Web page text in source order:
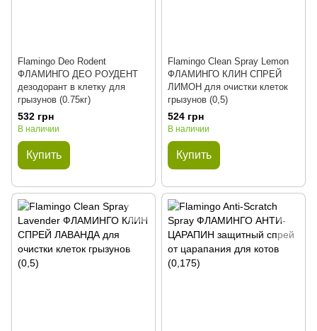
Flamingo Deo Rodent
ФЛАМИНГО ДЕО РОУДЕНТ
дезодорант в клетку для
грызунов (0.75кг)
532 грн
В наличии
Купить
Flamingo Clean Spray Lemon
ФЛАМИНГО КЛИН СПРЕЙ
ЛИМОН для очистки клеток
грызунов (0,5)
524 грн
В наличии
Купить